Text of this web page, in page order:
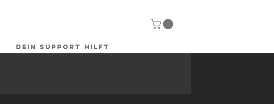
DEIN SUPPORT HILFT